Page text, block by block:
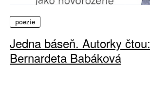
poezie
Jedna báseň. Autorky čtou:
Bernardeta Babáková